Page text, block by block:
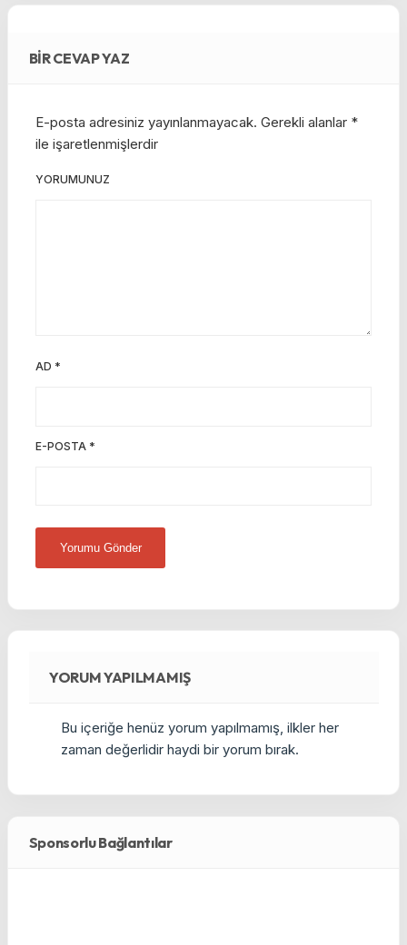
BIR CEVAP YAZ
E-posta adresiniz yayınlanmayacak. Gerekli alanlar *
ile işaretlenmişlerdir
YORUMUNUZ
AD *
E-POSTA *
YORUM YAPILMAMIŞ
Bu içeriğe henüz yorum yapılmamış, ilkler her
zaman değerlidir haydi bir yorum bırak.
Sponsorlu Bağlantılar